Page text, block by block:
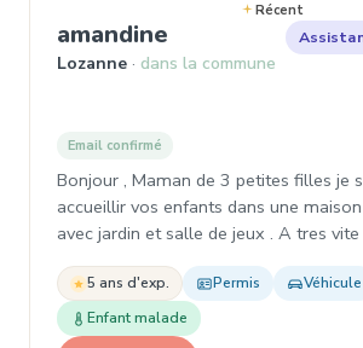
Récent
amandine , Assistante
Lozanne dans la commune
Email confirmé
Bonjour , Maman de 3 petites filles je
accueillir vos enfants dans une
avec jardin et salle de jeux . A tres vite
5 ans d'exp. Permis Véhicule
Enfant malade